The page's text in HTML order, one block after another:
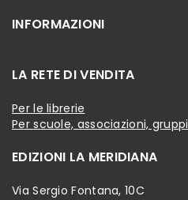
INFORMAZIONI
LA RETE DI VENDITA
Per le librerie
Per scuole, associazioni, gruppi
EDIZIONI LA MERIDIANA
Via Sergio Fontana, 10C